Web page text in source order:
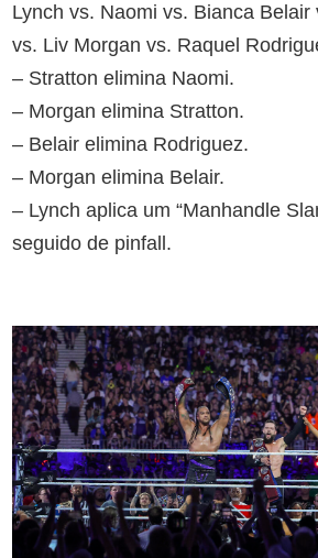
Lynch vs. Naomi vs. Bianca Belair
vs. Liv Morgan vs. Raquel
– Stratton elimina Naomi.
– Morgan elimina Stratton.
– Belair elimina Rodriguez.
– Morgan elimina Belair.
– Lynch aplica um “Manhandle
seguido de pinfall.